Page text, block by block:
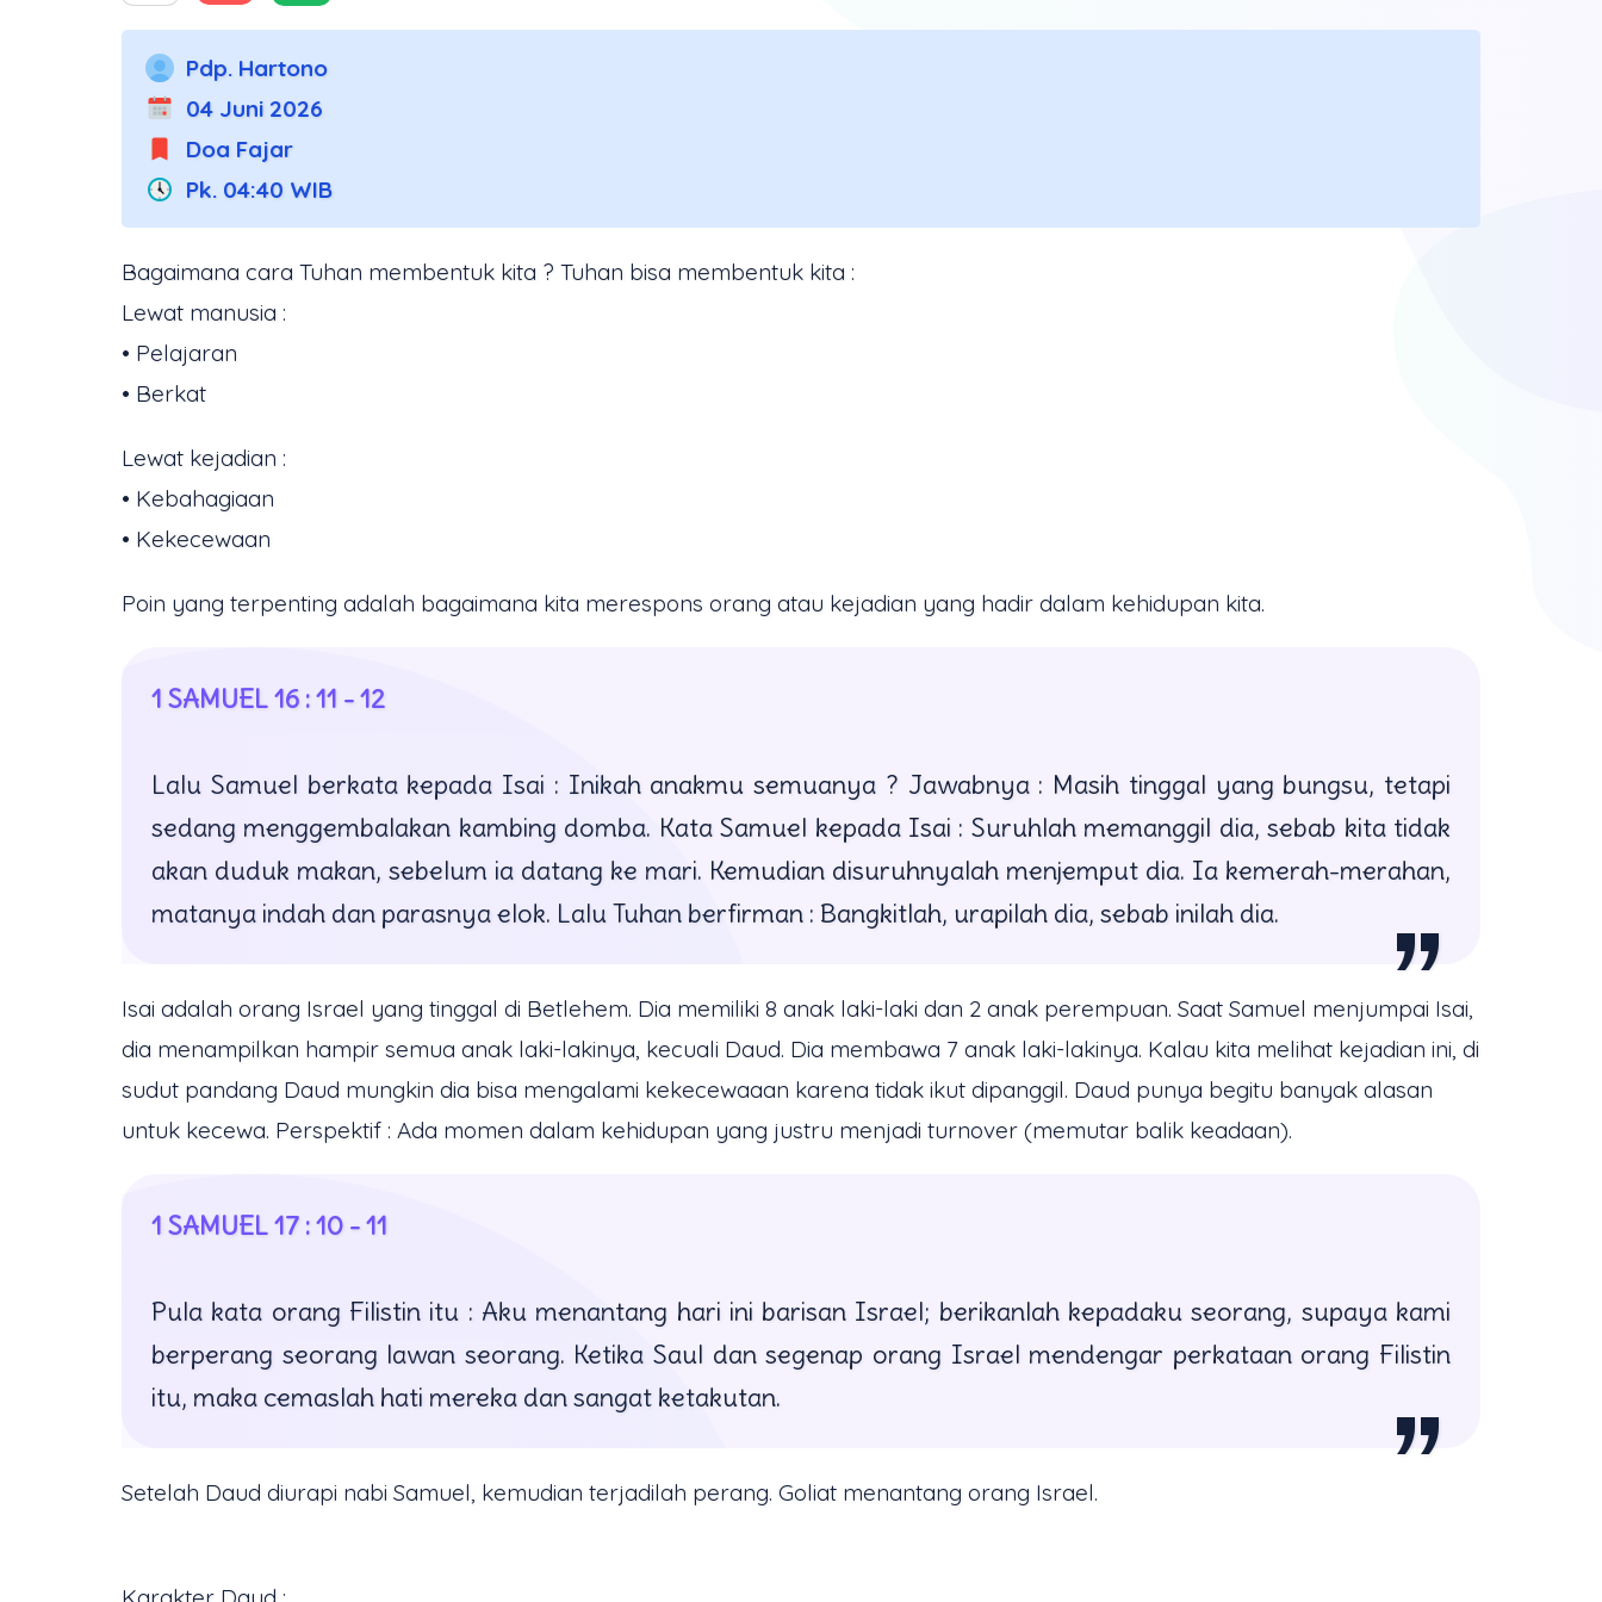
Pdp. Hartono
04 Juni 2026
Doa Fajar
Pk. 04:40 WIB
Bagaimana cara Tuhan membentuk kita ? Tuhan bisa membentuk kita :
Lewat manusia :
• Pelajaran
• Berkat
Lewat kejadian :
• Kebahagiaan
• Kekecewaan
Poin yang terpenting adalah bagaimana kita merespons orang atau kejadian yang hadir dalam kehidupan kita.
1 SAMUEL 16 : 11 - 12
Lalu Samuel berkata kepada Isai : Inikah anakmu semuanya ? Jawabnya : Masih tinggal yang bungsu, tetapi
sedang menggembalakan kambing domba. Kata Samuel kepada Isai : Suruhlah memanggil dia, sebab kita tidak
akan duduk makan, sebelum ia datang ke mari. Kemudian disuruhnyalah menjemput dia. Ia kemerah-merahan,
matanya indah dan parasnya elok. Lalu Tuhan berfirman : Bangkitlah, urapilah dia, sebab inilah dia.
Isai adalah orang Israel yang tinggal di Betlehem. Dia memiliki 8 anak laki-laki dan 2 anak perempuan. Saat Samuel menjumpai Isai,
dia menampilkan hampir semua anak laki-lakinya, kecuali Daud. Dia membawa 7 anak laki-lakinya. Kalau kita melihat kejadian ini, di
sudut pandang Daud mungkin dia bisa mengalami kekecewaaan karena tidak ikut dipanggil. Daud punya begitu banyak alasan
untuk kecewa. Perspektif : Ada momen dalam kehidupan yang justru menjadi turnover (memutar balik keadaan).
1 SAMUEL 17 : 10 - 11
Pula kata orang Filistin itu : Aku menantang hari ini barisan Israel; berikanlah kepadaku seorang, supaya kami
berperang seorang lawan seorang. Ketika Saul dan segenap orang Israel mendengar perkataan orang Filistin
itu, maka cemaslah hati mereka dan sangat ketakutan.
Setelah Daud diurapi nabi Samuel, kemudian terjadilah perang. Goliat menantang orang Israel.